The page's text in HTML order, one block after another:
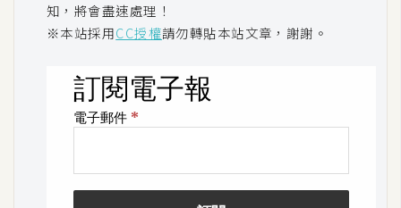
知，將會盡速處理！
※本站採用CC授權請勿轉貼本站文章，謝謝。